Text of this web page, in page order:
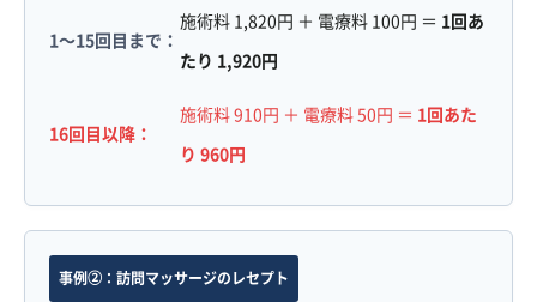
1〜15回目まで：
施術料 1,820円 ＋ 電療料 100円 ＝ 1回あ
たり 1,920円
16回目以降：
施術料 910円 ＋ 電療料 50円 ＝ 1回あた
り 960円
事例②：訪問マッサージのレセプト